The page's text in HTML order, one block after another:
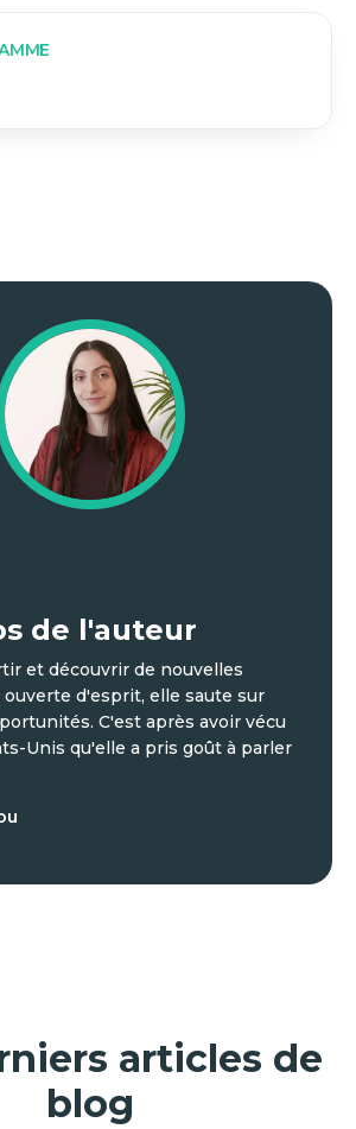
de l'auteur
et découvrir de nouvelles
ouverte d'esprit, elle saute sur
C'est après avoir vécu
Unis qu'elle a pris goût à parler
articles de
blog